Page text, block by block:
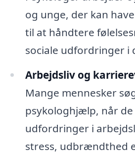
og unge, der kan
til at håndtere
sociale udfordringer i
Arbejdsliv og
Mange mennesker
psykologhjælp, når
udfordringer i
stress, udbrændthed